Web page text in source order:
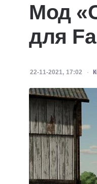
Мод
для
22-11-2021, 17:02